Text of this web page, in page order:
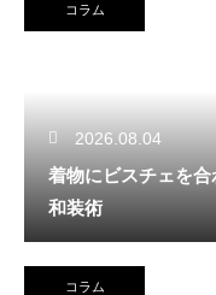
コラム
2026.08.04
着物にビスチェを
和装術
コラム